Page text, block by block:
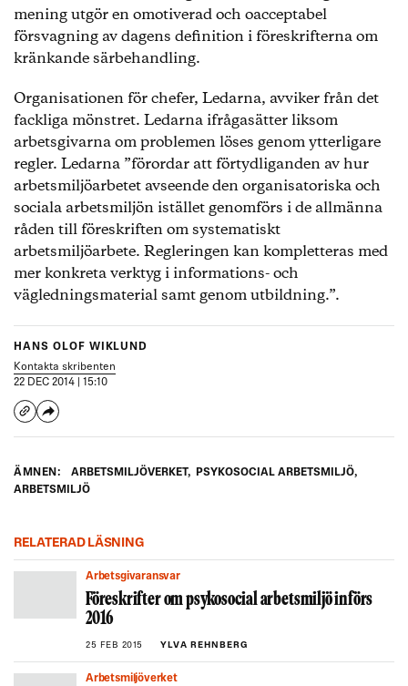
mening utgör en omotiverad och oacceptabel
försvagning av dagens definition i föreskrifterna om
kränkande särbehandling.
Organisationen för chefer, Ledarna, avviker från det
fackliga mönstret. Ledarna ifrågasätter liksom
arbetsgivarna om problemen löses genom ytterligare
regler. Ledarna ”förordar att förtydliganden av hur
arbetsmiljöarbetet avseende den organisatoriska och
sociala arbetsmiljön istället genomförs i de allmänna
råden till föreskriften om systematiskt
arbetsmiljöarbete. Regleringen kan kompletteras med
mer konkreta verktyg i informations- och
vägledningsmaterial samt genom utbildning.”.
HANS OLOF WIKLUND
Kontakta skribenten
22 DEC 2014 | 15:10
ÄMNEN: ARBETSMILJÖVERKET, PSYKOSOCIAL ARBETSMILJÖ,
ARBETSMILJÖ
RELATERAD LÄSNING
Arbetsgivaransvar
Föreskrifter om psykosocial arbetsmiljö införs
2016
25 FEB 2015 YLVA REHNBERG
Arbetsmiljöverket